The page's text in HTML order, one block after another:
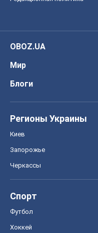
OBOZ.UA
Мир
Блоги
Регионы Украины
Киев
Запорожье
Черкассы
Спорт
Футбол
Хоккей